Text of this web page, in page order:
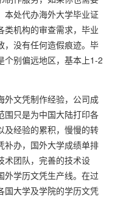
本处代办海外大学毕业证
类机构的审查需求，毕业
，没有任何造假痕迹。毕
个别偏远地区，基本上1-2
文凭制作经验，公司成
围只是为中国大陆打印各
及经验的累积，慢慢的转
补办，国外大学成绩单排
术团队，完善的技术设
外学历文凭生产线。在过
国大学及学院的学历文凭